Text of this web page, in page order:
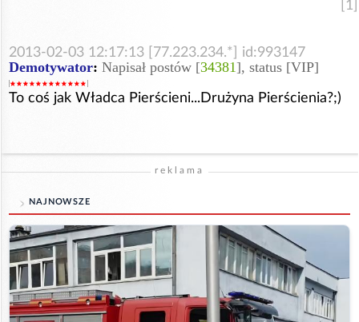
[1]
2013-02-03 12:17:13 [77.223.234.*] id:993147
Demotywator: Napisał postów [34381], status [VIP]
To coś jak Władca Pierścieni...Drużyna Pierścienia?;)
reklama
NAJNOWSZE